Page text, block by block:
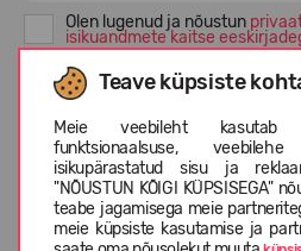
Teave küpsiste
Meie veebileht kasutab
funktsionaalsuse,
isikupärastatud sisu ja
"NÕUSTUN KÕIGI KÜPSISEGA"
teabe jagamisega meie
meie küpsiste kasutamise ja
Olen lugenud ja nõustun
isikuandmete kaitse